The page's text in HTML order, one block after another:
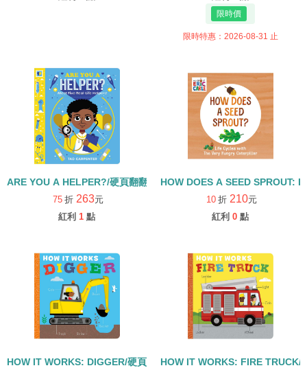
限時特惠：2026-08-31 止
ARE YOU A HELPER?/硬頁翻翻書
75 折 263元
紅利 1 點
HOW DOES A SEED SPROUT:
10 折 210元
紅利 0 點
HOW IT WORKS: DIGGER/硬頁書 HOW IT WORKS: FIRE TRUCK/